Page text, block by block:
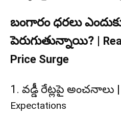
బంగారం ధరలు
పెరుగుతున్నాయి? |
Price Surge
1. వడ్డీ రేట్లపై అంచనాలు |
Expectations